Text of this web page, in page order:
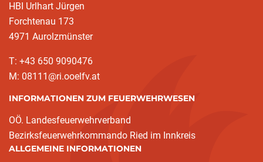
HBI Urlhart Jürgen
Forchtenau 173
4971 Aurolzmünster
T: +43 650 9090476
M: 08111@ri.ooelfv.at
INFORMATIONEN ZUM FEUERWEHRWESEN
OÖ. Landesfeuerwehrverband
Bezirksfeuerwehrkommando Ried im Innkreis
ALLGEMEINE INFORMATIONEN